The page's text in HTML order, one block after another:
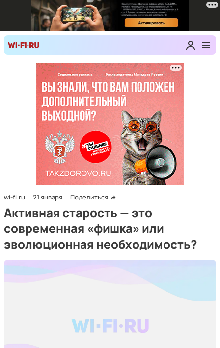
wi-fi.ru 21 января Поделиться
Активная старость — это
современная «фишка» или
эволюционная необходимость?